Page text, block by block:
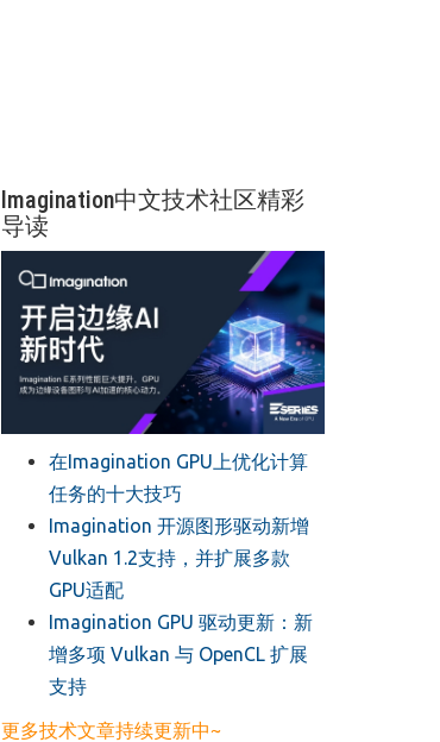
Imagination中文技术社区精彩
导读
在Imagination GPU上优化计算
任务的十大技巧
​Imagination 开源图形驱动新增
Vulkan 1.2支持，并扩展多款
GPU适配
​Imagination GPU 驱动更新：新
增多项 Vulkan 与 OpenCL 扩展
支持
更多技术文章持续更新中~